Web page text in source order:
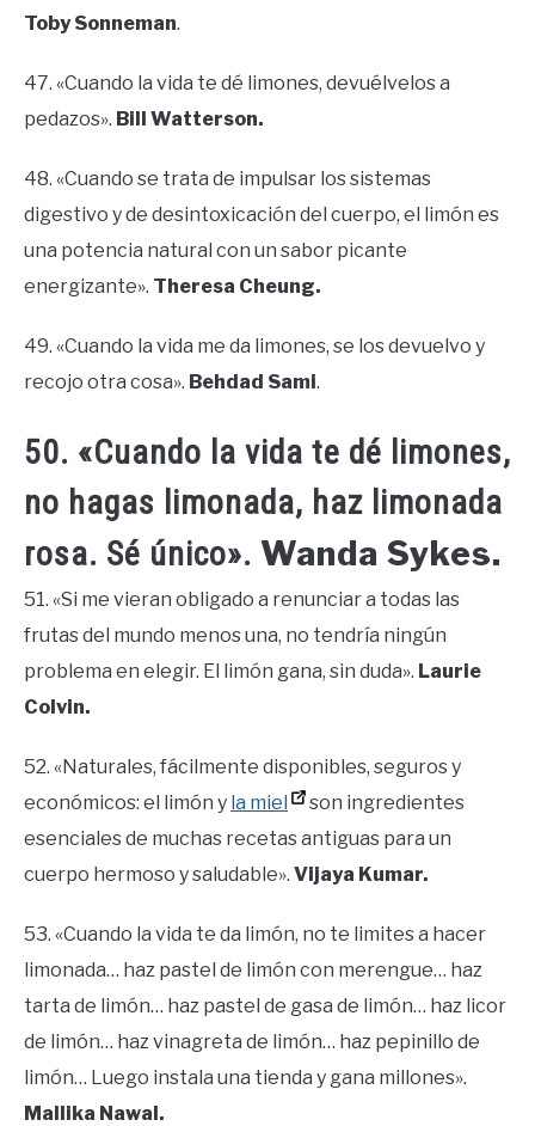
Toby Sonneman.
47. «Cuando la vida te dé limones, devuélvelos a
pedazos». Bill Watterson.
48. «Cuando se trata de impulsar los sistemas
digestivo y de desintoxicación del cuerpo, el limón es
una potencia natural con un sabor picante
energizante». Theresa Cheung.
49. «Cuando la vida me da limones, se los devuelvo y
recojo otra cosa». Behdad Sami.
50. «Cuando la vida te dé limones,
no hagas limonada, haz limonada
rosa. Sé único». Wanda Sykes.
51. «Si me vieran obligado a renunciar a todas las
frutas del mundo menos una, no tendría ningún
problema en elegir. El limón gana, sin duda». Laurie
Colvin.
52. «Naturales, fácilmente disponibles, seguros y
económicos: el limón y la miel
son ingredientes
esenciales de muchas recetas antiguas para un
cuerpo hermoso y saludable». Vijaya Kumar.
53. «Cuando la vida te da limón, no te limites a hacer
limonada… haz pastel de limón con merengue… haz
tarta de limón… haz pastel de gasa de limón… haz licor
de limón… haz vinagreta de limón… haz pepinillo de
limón… Luego instala una tienda y gana millones».
Mallika Nawal.